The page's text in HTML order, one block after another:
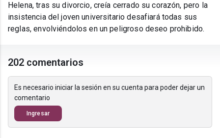
Helena, tras su divorcio, creía cerrado su corazón, pero la
insistencia del joven universitario desafiará todas sus
reglas, envolviéndolos en un peligroso deseo prohibido.
202 comentarios
Es necesario iniciar la sesión en su cuenta para poder dejar un
comentario
Ingresar